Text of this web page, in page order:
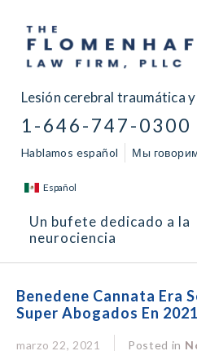
Lesión cerebral traumática
1-646-747-0300
Hablamos español Мы
Español
Un bufete dedicado a la
neurociencia
Benedene Cannata Era
Super Abogados En 2021
marzo 22, 2021 Posted in